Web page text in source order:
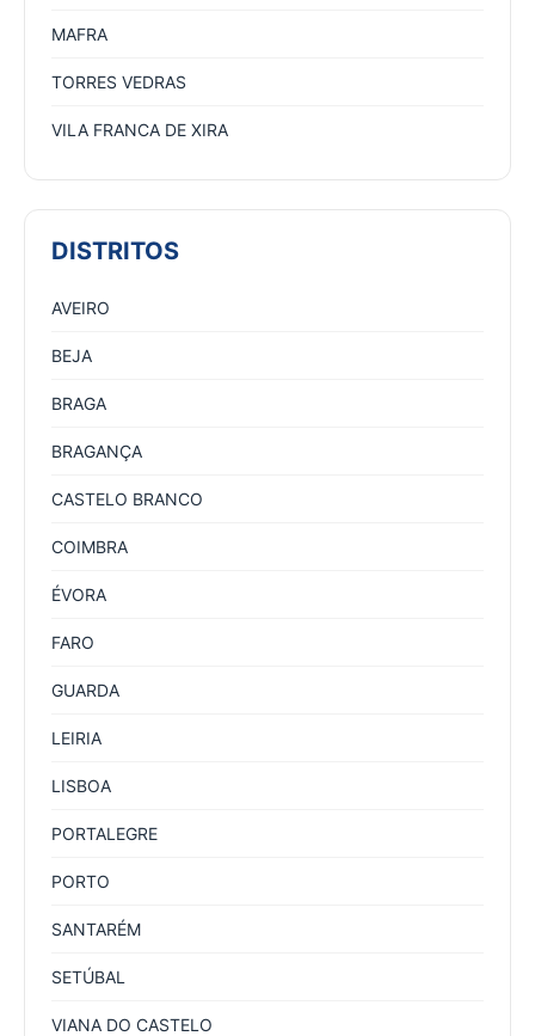
MAFRA
TORRES VEDRAS
VILA FRANCA DE XIRA
DISTRITOS
AVEIRO
BEJA
BRAGA
BRAGANÇA
CASTELO BRANCO
COIMBRA
ÉVORA
FARO
GUARDA
LEIRIA
LISBOA
PORTALEGRE
PORTO
SANTARÉM
SETÚBAL
VIANA DO CASTELO